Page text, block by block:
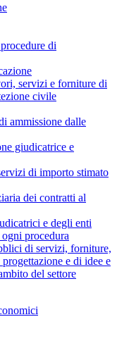
di
servizi e forniture di
civile
ammissione dalle
giudicatrice e
di importo stimato
dei contratti al
e degli enti
procedura
di servizi, forniture,
e di idee e
del settore